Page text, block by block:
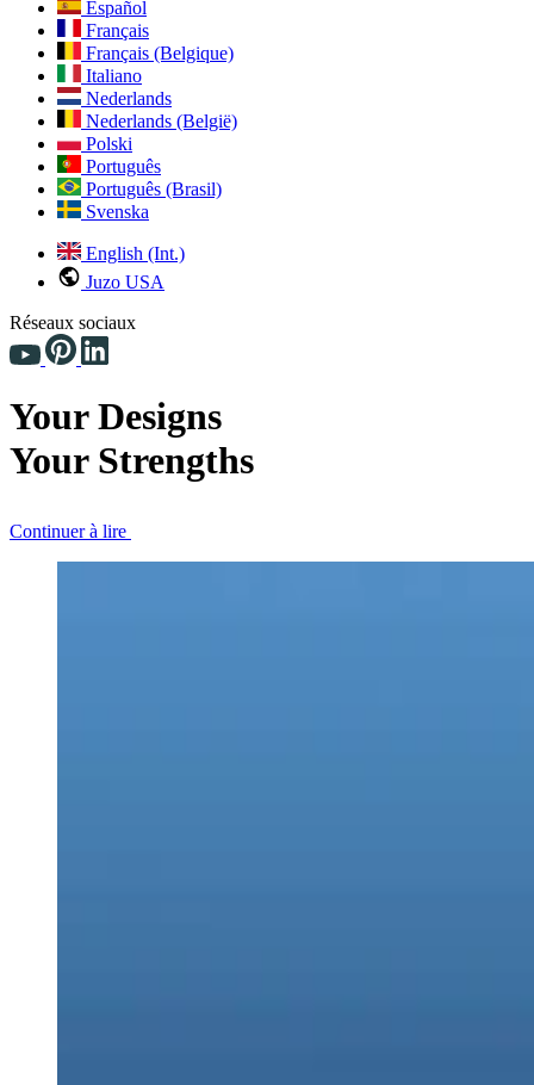
Español
Français
Français (Belgique)
Italiano
Nederlands
Nederlands (België)
Polski
Português
Português (Brasil)
Svenska
English (Int.)
Juzo USA
Réseaux sociaux
Your Designs
Your Strengths
Continuer à lire